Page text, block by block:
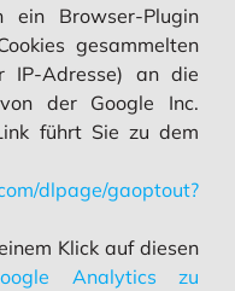
ein Browser-Plugin
gesammelten
IP-Adresse) an die
der Google Inc.
führt Sie zu dem
dlpage/gaoptout?
Klick auf diesen
Analytics zu